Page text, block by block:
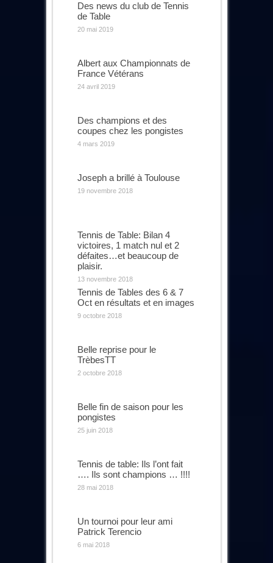
Des news du club de Tennis
de Table
20 mai 2019
Albert aux Championnats de
France Vétérans
24 avril 2019
Des champions et des
coupes chez les pongistes
4 mars 2019
Joseph a brillé à Toulouse
19 novembre 2018
Tennis de Table: Bilan 4
victoires, 1 match nul et 2
défaites…et beaucoup de
plaisir.
13 novembre 2018
Tennis de Tables des 6 & 7
Oct en résultats et en images
9 octobre 2018
Belle reprise pour le
TrèbesTT
2 octobre 2018
Belle fin de saison pour les
pongistes
25 juin 2018
Tennis de table: Ils l’ont fait
…. Ils sont champions … !!!!
28 mai 2018
Un tournoi pour leur ami
Patrick Terencio
6 mai 2018